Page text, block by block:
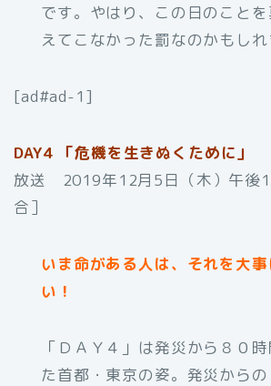
です。やはり、この日のこと
えてこなかった罰なのかもしれ
[ad#ad-1]
DAY4 「危機を生きぬくために」
放送 2019年12月5日（木）午後
合］
いま命がある人は、それを大
い！
「ＤＡＹ４」は発災から８０
た首都・東京の姿。発災から